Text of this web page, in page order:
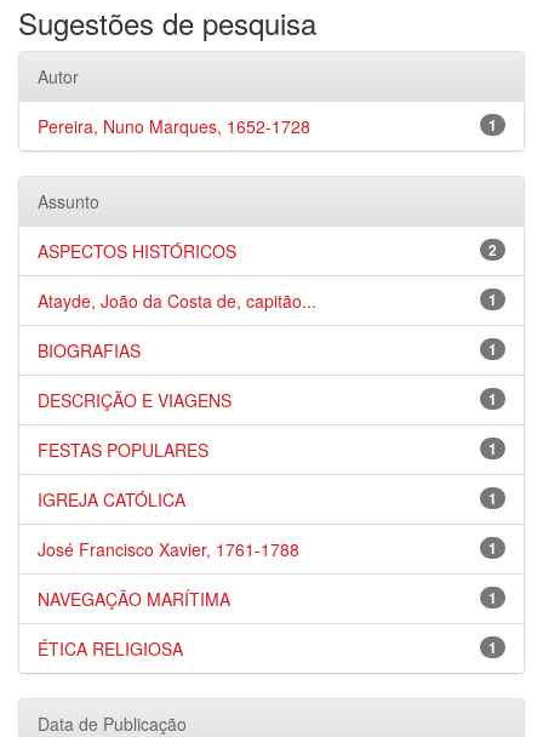
Sugestões de pesquisa
Autor
1
Pereira, Nuno Marques, 1652-1728
Assunto
2
ASPECTOS HISTÓRICOS
1
Atayde, João da Costa de, capitão...
1
BIOGRAFIAS
1
DESCRIÇÃO E VIAGENS
1
FESTAS POPULARES
1
IGREJA CATÓLICA
1
José Francisco Xavier, 1761-1788
1
NAVEGAÇÃO MARÍTIMA
1
ÉTICA RELIGIOSA
Data de Publicação